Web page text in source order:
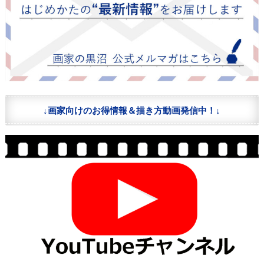
↓画家向けのお得情報＆描き方動画発信中！↓